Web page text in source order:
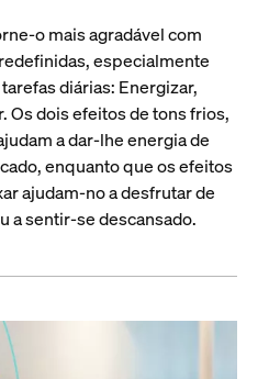
o mais agradável com
especialmente
diárias: Energizar,
Os dois efeitos de tons frios,
a dar-lhe energia de
enquanto que os efeitos
ajudam-no a desfrutar de
a sentir-se descansado.